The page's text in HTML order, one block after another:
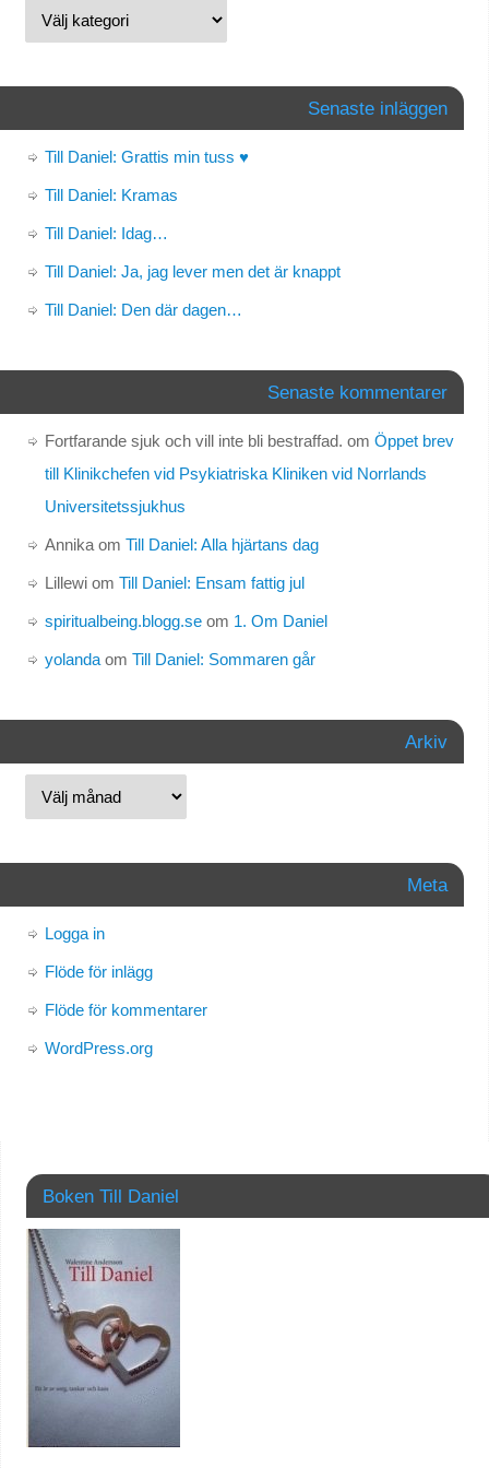
Senaste inläggen
Till Daniel: Grattis min tuss ♥
Till Daniel: Kramas
Till Daniel: Idag…
Till Daniel: Ja, jag lever men det är knappt
Till Daniel: Den där dagen…
Senaste kommentarer
Fortfarande sjuk och vill inte bli bestraffad. om Öppet brev
till Klinikchefen vid Psykiatriska Kliniken vid Norrlands
Universitetssjukhus
Annikaom Till Daniel: Alla hjärtans dag
Lillewiom Till Daniel: Ensam fattig jul
spiritualbeing.blogg.seom 1. Om Daniel
yolandaom Till Daniel: Sommaren går
Arkiv
Meta
Logga in
Flöde för inlägg
Flöde för kommentarer
WordPress.org
Boken Till Daniel